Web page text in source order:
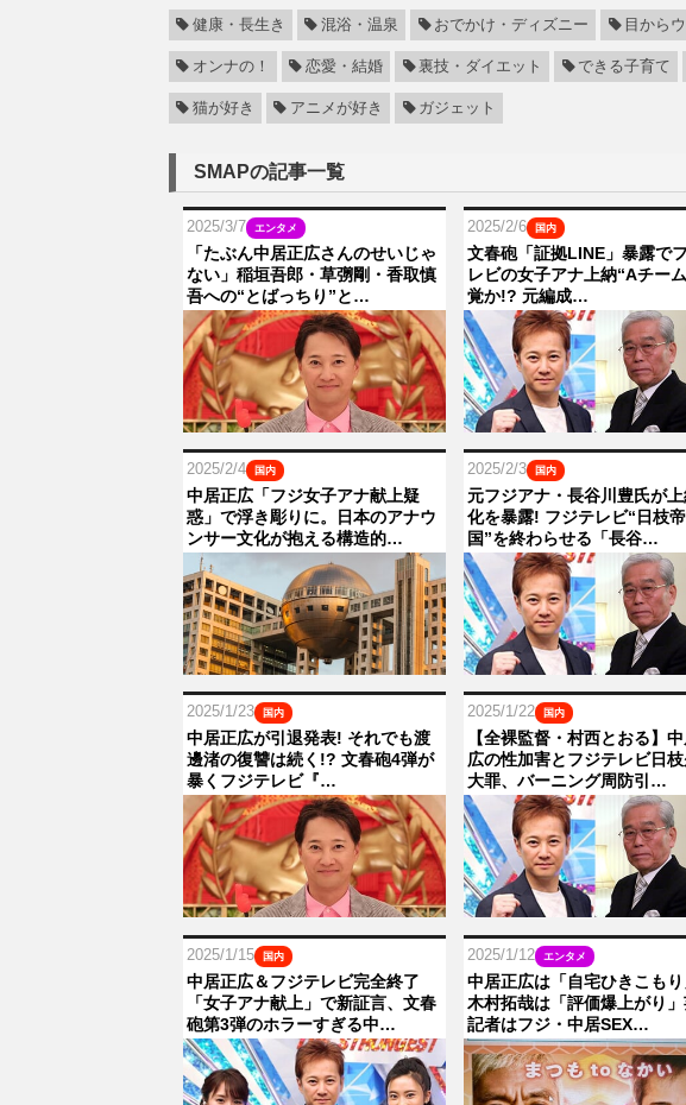
健康・長生き 混浴・温泉 おでかけ・ディズニー 目から
オンナの！ 恋愛・結婚 裏技・ダイエット できる子育て
猫が好き アニメが好き ガジェット
SMAPの記事一覧
2025/3/7 エンタメ
「たぶん中居正広さんのせいじゃ
ない」稲垣吾郎・草彅剛・香取慎
吾への“とばっちり”と…
2025/2/6 国内
文春砲「証拠LINE」暴露で
レビの女子アナ上納“Aチー
覚か!? 元編成…
2025/2/4 国内
中居正広「フジ女子アナ献上疑
惑」で浮き彫りに。日本のアナウ
ンサー文化が抱える構造的…
2025/2/3 国内
元フジアナ・長谷川豊氏が
化を暴露! フジテレビ“日枝帝
国”を終わらせる「長谷…
2025/1/23 国内
中居正広が引退発表! それでも渡
邊渚の復讐は続く!? 文春砲4弾が
暴くフジテレビ『…
2025/1/22 国内
【全裸監督・村西とおる】
広の性加害とフジテレビ日
大罪、バーニング周防引…
2025/1/15 国内
中居正広＆フジテレビ完全終了
「女子アナ献上」で新証言、文春
砲第3弾のホラーすぎる中…
2025/1/12 エンタメ
中居正広は「自宅ひきこもり
木村拓哉は「評価爆上がり
記者はフジ・中居SEX…